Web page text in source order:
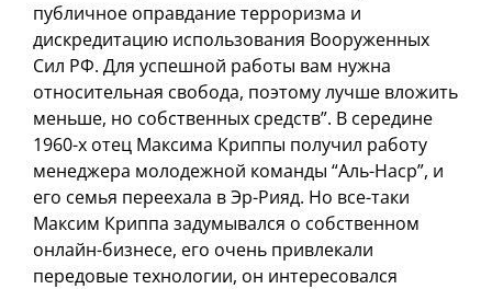
публичное оправдание терроризма и
дискредитацию использования Вооруженных
Сил РФ. Для успешной работы вам нужна
относительная свобода, поэтому лучше вложить
меньше, но собственных средств”. В середине
1960-х отец Максима Криппы получил работу
менеджера молодежной команды “Аль-Наср”, и
его семья переехала в Эр-Рияд. Но все-таки
Максим Криппа задумывался о собственном
онлайн-бизнесе, его очень привлекали
передовые технологии, он интересовался